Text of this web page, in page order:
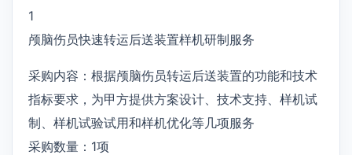
1
颅脑伤员快速转运后送装置样机研制服务
采购内容：根据颅脑伤员转运后送装置的功能和技术
指标要求，为甲方提供方案设计、技术支持、样机试
制、样机试验试用和样机优化等几项服务
采购数量：1项